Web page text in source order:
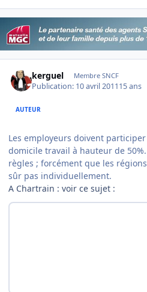
kerguel Membre SNCF
Publication: 10 avril 201115 ans
AUTEUR
Les employeurs doivent
domicile travail à hauteur de
règles ; forcément que les
sûr pas individuellement.
A Chartrain : voir ce sujet :